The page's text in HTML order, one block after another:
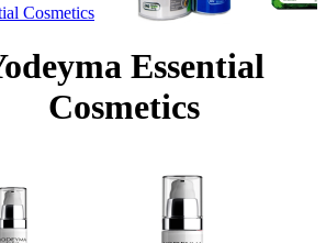
Cosmetics
Essential
Cosmetics